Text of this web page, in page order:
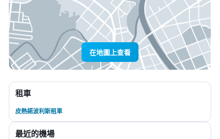
在地圖上查看
租車
皮熱諾波利斯租車
最近的機場